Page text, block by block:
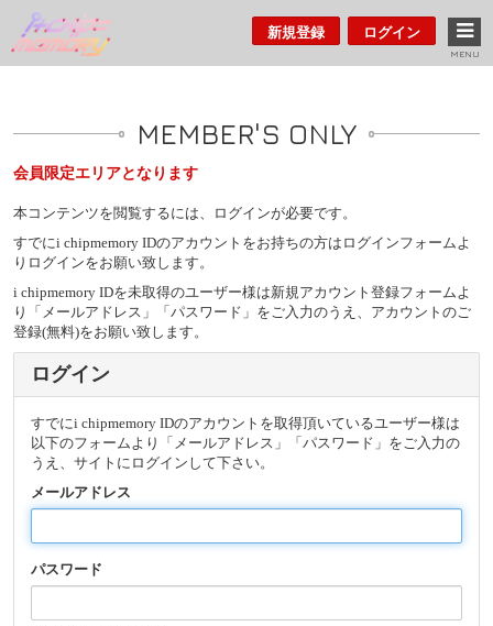
新規登録 ログイン
MENU
MEMBER'S ONLY
会員限定エリアとなります
本コンテンツを閲覧するには、ログインが必要です。
すでにi chipmemory IDのアカウントをお持ちの方はログインフォームよ
りログインをお願い致します。
i chipmemory IDを未取得のユーザー様は新規アカウント登録フォームよ
り「メールアドレス」「パスワード」をご入力のうえ、アカウントのご
登録(無料)をお願い致します。
ログイン
すでにi chipmemory IDのアカウントを取得頂いているユーザー様は
以下のフォームより「メールアドレス」「パスワード」をご入力の
うえ、サイトにログインして下さい。
メールアドレス
パスワード